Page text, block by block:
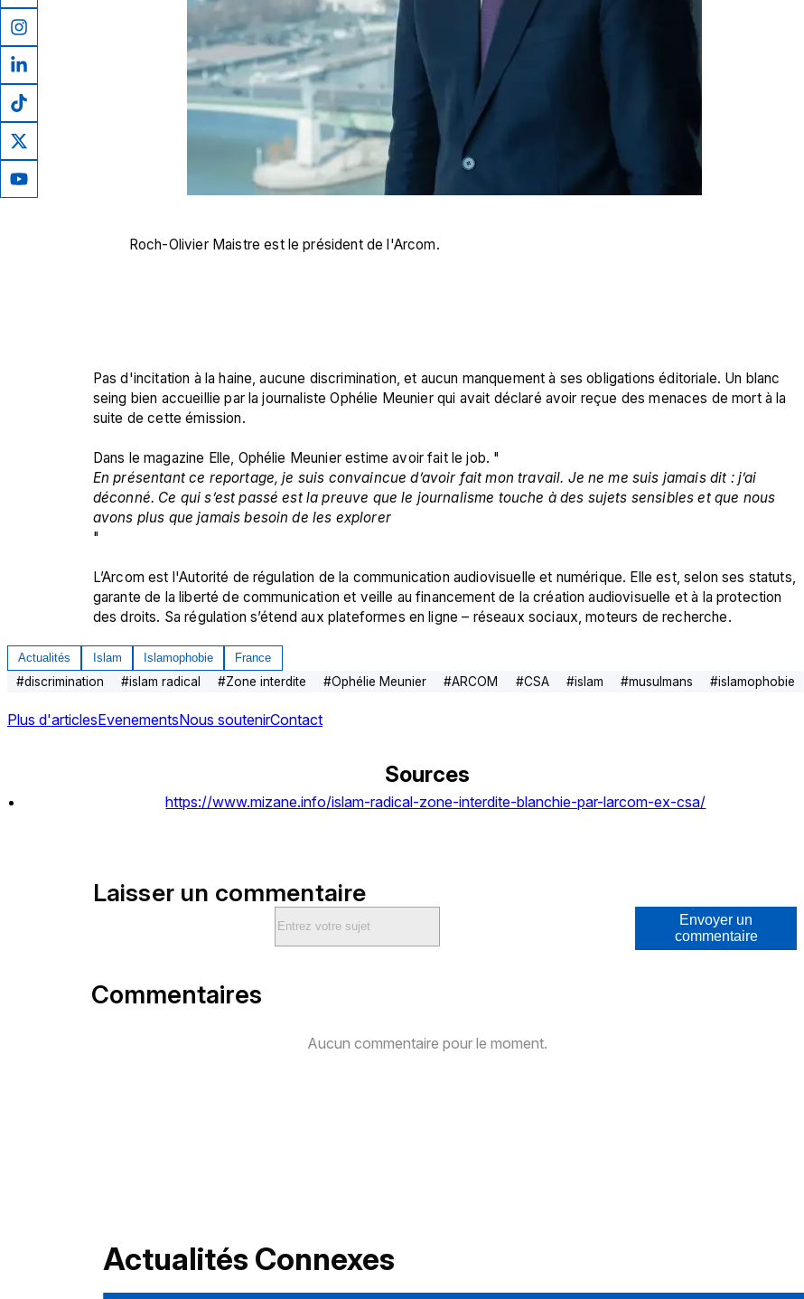
Roch-Olivier Maistre est le président de l'Arcom.
Pas d'incitation à la haine, aucune discrimination, et aucun manquement à ses obligations éditoriale. Un blanc
seing bien accueillie par la journaliste Ophélie Meunier qui avait déclaré avoir reçue des menaces de mort à la
suite de cette émission.
Dans le magazine Elle, Ophélie Meunier estime avoir fait le job. "
En présentant ce reportage, je suis convaincue d’avoir fait mon travail. Je ne me suis jamais dit : j’ai
déconné. Ce qui s’est passé est la preuve que le journalisme touche à des sujets sensibles et que nous
avons plus que jamais besoin de les explorer
"
L’Arcom est l'Autorité de régulation de la communication audiovisuelle et numérique. Elle est, selon ses statuts,
garante de la liberté de communication et veille au financement de la création audiovisuelle et à la protection
des droits. Sa régulation s’étend aux plateformes en ligne – réseaux sociaux, moteurs de recherche.
Actualités Islam Islamophobie France
#discrimination #islam radical #Zone interdite #Ophélie Meunier #ARCOM #CSA #islam #musulmans #islamophobie
Plus d'articlesEvenementsNous soutenirContact
Sources
https://www.mizane.info/islam-radical-zone-interdite-blanchie-par-larcom-ex-csa/
Laisser un commentaire
Envoyer un
commentaire
Commentaires
Aucun commentaire pour le moment.
Actualités Connexes